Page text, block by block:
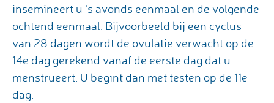
insemineert u ‘s avonds eenmaal en de volgende
ochtend eenmaal. Bijvoorbeeld bij een cyclus
van 28 dagen wordt de ovulatie verwacht op de
14e dag gerekend vanaf de eerste dag dat u
menstrueert. U begint dan met testen op de 11e
dag.